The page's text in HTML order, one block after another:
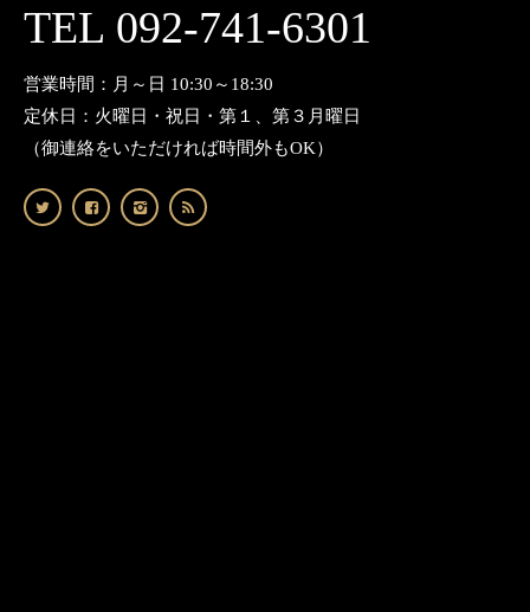
TEL 092-741-6301
営業時間：月～日 10:30～18:30
定休日：火曜日・祝日・第１、第３月曜日
（御連絡をいただければ時間外もOK）